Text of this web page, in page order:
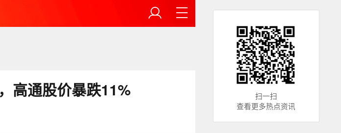
高通股价暴跌11%
扫一扫
查看更多热点资讯